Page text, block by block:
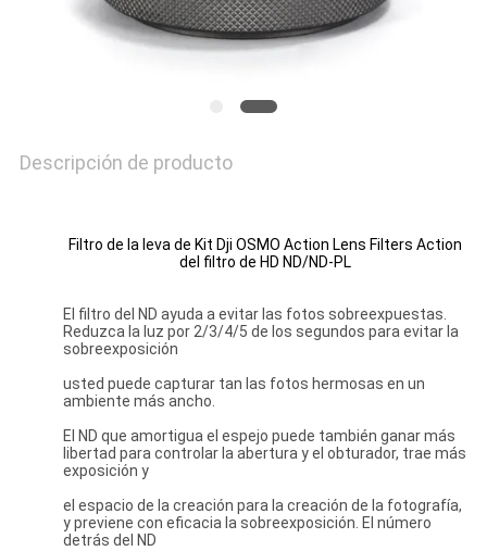
Descripción de producto
Filtro de la leva de Kit Dji OSMO Action Lens Filters Action
del filtro de HD ND/ND-PL
El filtro del ND ayuda a evitar las fotos sobreexpuestas.
Reduzca la luz por 2/3/4/5 de los segundos para evitar la
sobreexposición
usted puede capturar tan las fotos hermosas en un
ambiente más ancho.
El ND que amortigua el espejo puede también ganar más
libertad para controlar la abertura y el obturador, trae más
exposición y
el espacio de la creación para la creación de la fotografía,
y previene con eficacia la sobreexposición. El número
detrás del ND